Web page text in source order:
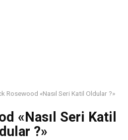
Rosewood «Nasıl Seri Katil Oldular ?»
«Nasıl Seri Katil
?»